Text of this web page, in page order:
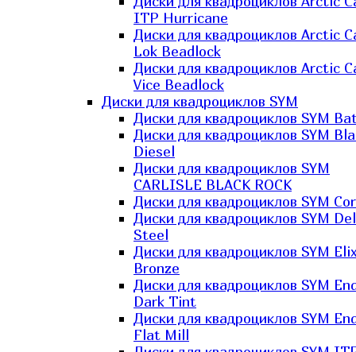
ITP Hurricane
Диски для квадроциклов Arctic
Lok Beadlock
Диски для квадроциклов Arctic
Vice Beadlock
Диски для квадроциклов SYM
Диски для квадроциклов SYM
Диски для квадроциклов SYM
Diesel
Диски для квадроциклов SYM
CARLISLE BLACK ROCK
Диски для квадроциклов SYM
Диски для квадроциклов SYM
Steel
Диски для квадроциклов SYM
Bronze
Диски для квадроциклов SYM
Dark Tint
Диски для квадроциклов SYM
Flat Mill